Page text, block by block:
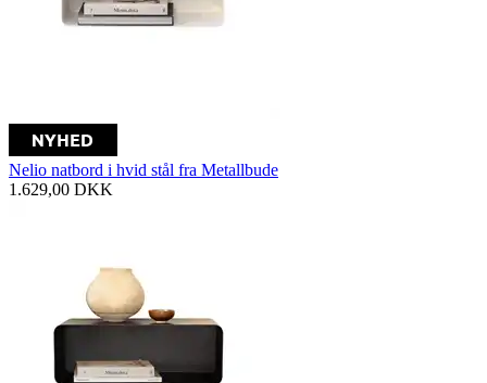
Nelio natbord i hvid stål fra Metallbude
1.629,00 DKK